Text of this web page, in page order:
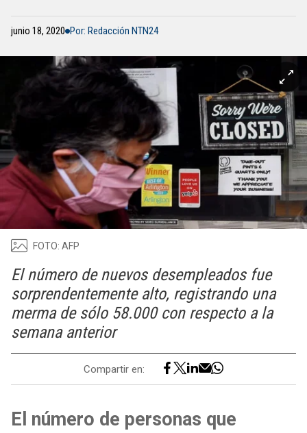
junio 18, 2020 Por: Redacción NTN24
FOTO: AFP
El número de nuevos desempleados fue
sorprendentemente alto, registrando una
merma de sólo 58.000 con respecto a la
semana anterior
Compartir en:
El número de personas que